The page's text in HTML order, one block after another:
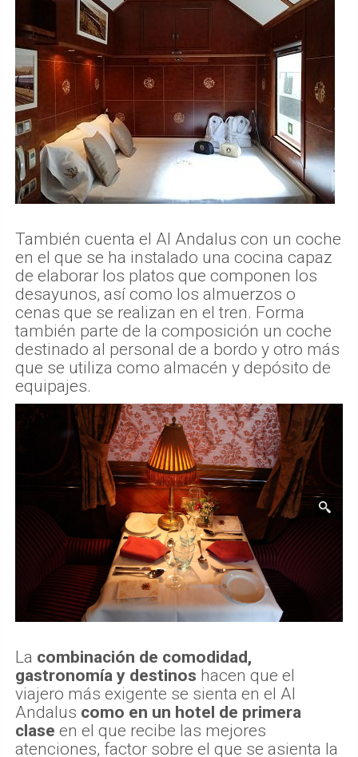
También cuenta el Al Andalus con un coche
en el que se ha instalado una cocina capaz
de elaborar los platos que componen los
desayunos, así como los almuerzos o
cenas que se realizan en el tren. Forma
también parte de la composición un coche
destinado al personal de a bordo y otro más
que se utiliza como almacén y depósito de
equipajes.
La combinación de comodidad,
gastronomía y destinos hacen que el
viajero más exigente se sienta en el Al
Andalus como en un hotel de primera
clase en el que recibe las mejores
atenciones, factor sobre el que se asienta la